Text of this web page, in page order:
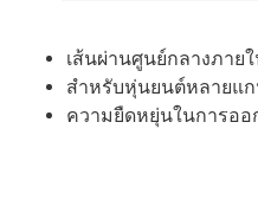
เส้นผ่านศูนย์กลางภาย
สำหรับหุ่นยนต์หลายแ
ความยืดหยุ่นในการออ